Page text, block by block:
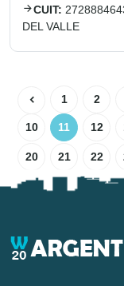
CUIT:
DEL VALLE
1 2
10 11 12
20 21 22